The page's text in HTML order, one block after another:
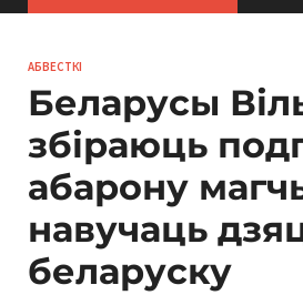
АБВЕСТКІ
Беларусы
збіраюць
абарону
навучаць
беларуску